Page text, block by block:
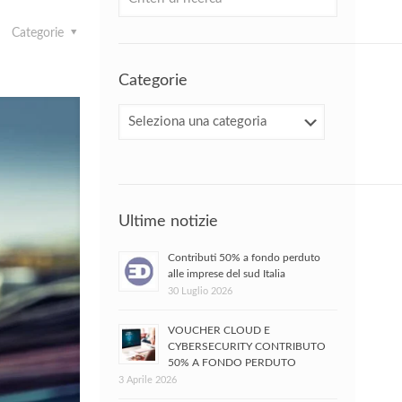
Categorie
Categorie
Ultime notizie
Contributi 50% a fondo perduto
alle imprese del sud Italia
30 Luglio 2026
VOUCHER CLOUD E
CYBERSECURITY CONTRIBUTO
50% A FONDO PERDUTO
3 Aprile 2026